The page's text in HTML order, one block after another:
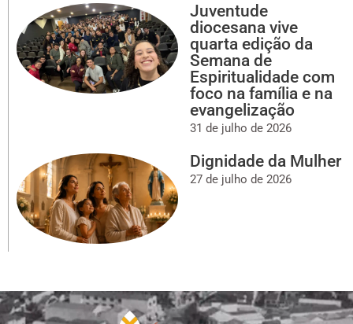
Juventude
diocesana vive
quarta edição da
Semana de
Espiritualidade com
foco na família e na
evangelização
31 de julho de 2026
Dignidade da Mulher
27 de julho de 2026